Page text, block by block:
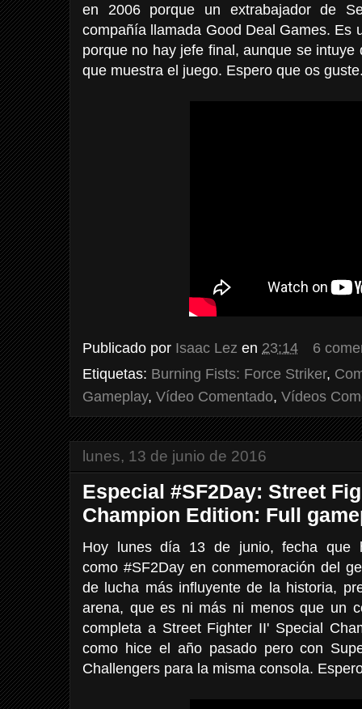
en 2006 porque un extrabajador de
compañía llamada Good Deal Games. Es
porque no hay jefe final, aunque se
que muestra el juego. Espero que os
Publicado por Isaac Lez en 23:14
6
Etiquetas: Burning Fists: Force Striker,
Gameplay, Vídeo Comentado, Vídeos
lunes, 13 de junio de 2016
Especial #SF2Day: Street
Champion Edition: Full
Hoy lunes día 13 de junio, fecha que
como #SF2Day en conmemoración del
de lucha más influyente de la historia,
arena, que es ni más ni menos que un
completa a Street Fighter II' Special
como hice el año pasado pero con
Challengers para la misma consola.